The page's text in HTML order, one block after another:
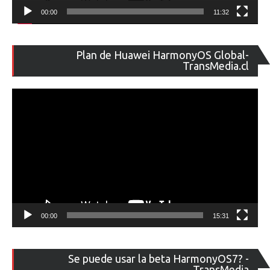
00:00 11:32
Plan de Huawei HarmonyOS Global-
TransMedia.cl
de
00:00 15:31
Se puede usar la beta HarmonyOS7? -
de